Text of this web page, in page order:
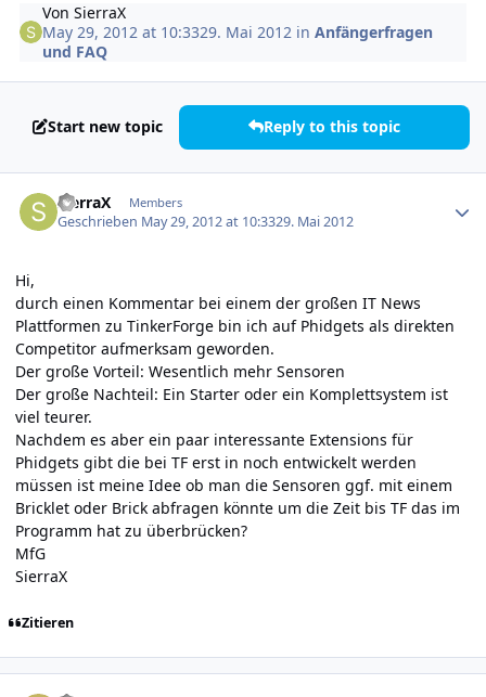
VonSierraX
May 29, 2012 at 10:3329. Mai 2012 inAnfängerfragen
und FAQ
Start new topic Reply to this topic
SierraX Members
Geschrieben May 29, 2012 at 10:3329. Mai 2012
Hi,
durch einen Kommentar bei einem der großen IT News
Plattformen zu TinkerForge bin ich auf Phidgets als direkten
Competitor aufmerksam geworden.
Der große Vorteil: Wesentlich mehr Sensoren
Der große Nachteil: Ein Starter oder ein Komplettsystem ist
viel teurer.
Nachdem es aber ein paar interessante Extensions für
Phidgets gibt die bei TF erst in noch entwickelt werden
müssen ist meine Idee ob man die Sensoren ggf. mit einem
Bricklet oder Brick abfragen könnte um die Zeit bis TF das im
Programm hat zu überbrücken?
MfG
SierraX
Zitieren